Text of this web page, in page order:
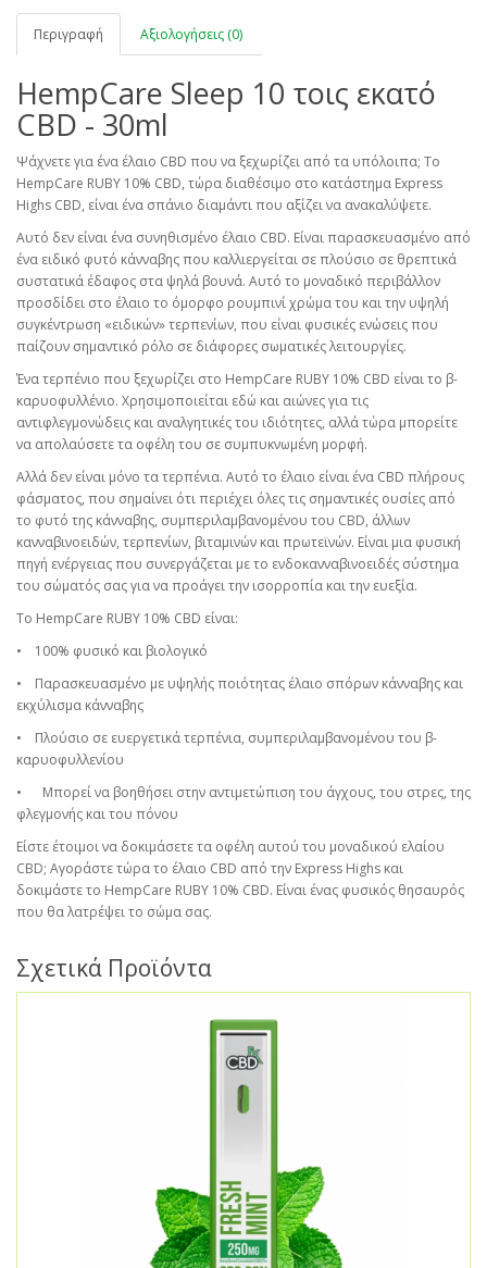
Περιγραφή Αξιολογήσεις (0)
HempCare Sleep 10 τοις εκατό
CBD - 30ml
Ψάχνετε για ένα έλαιο CBD που να ξεχωρίζει από τα υπόλοιπα; Το
HempCare RUBY 10% CBD, τώρα διαθέσιμο στο κατάστημα Express
Highs CBD, είναι ένα σπάνιο διαμάντι που αξίζει να ανακαλύψετε.
Αυτό δεν είναι ένα συνηθισμένο έλαιο CBD. Είναι παρασκευασμένο από
ένα ειδικό φυτό κάνναβης που καλλιεργείται σε πλούσιο σε θρεπτικά
συστατικά έδαφος στα ψηλά βουνά. Αυτό το μοναδικό περιβάλλον
προσδίδει στο έλαιο το όμορφο ρουμπινί χρώμα του και την υψηλή
συγκέντρωση «ειδικών» τερπενίων, που είναι φυσικές ενώσεις που
παίζουν σημαντικό ρόλο σε διάφορες σωματικές λειτουργίες.
Ένα τερπένιο που ξεχωρίζει στο HempCare RUBY 10% CBD είναι το β-
καρυοφυλλένιο. Χρησιμοποιείται εδώ και αιώνες για τις
αντιφλεγμονώδεις και αναλγητικές του ιδιότητες, αλλά τώρα μπορείτε
να απολαύσετε τα οφέλη του σε συμπυκνωμένη μορφή.
Αλλά δεν είναι μόνο τα τερπένια. Αυτό το έλαιο είναι ένα CBD πλήρους
φάσματος, που σημαίνει ότι περιέχει όλες τις σημαντικές ουσίες από
το φυτό της κάνναβης, συμπεριλαμβανομένου του CBD, άλλων
κανναβινοειδών, τερπενίων, βιταμινών και πρωτεϊνών. Είναι μια φυσική
πηγή ενέργειας που συνεργάζεται με το ενδοκανναβινοειδές σύστημα
του σώματός σας για να προάγει την ισορροπία και την ευεξία.
Το HempCare RUBY 10% CBD είναι:
•
100% φυσικό και βιολογικό
•
Παρασκευασμένο με υψηλής ποιότητας έλαιο σπόρων κάνναβης και
εκχύλισμα κάνναβης
•
Πλούσιο σε ευεργετικά τερπένια, συμπεριλαμβανομένου του β-
καρυοφυλλενίου
•
Μπορεί να βοηθήσει στην αντιμετώπιση του άγχους, του στρες, της
φλεγμονής και του πόνου
Είστε έτοιμοι να δοκιμάσετε τα οφέλη αυτού του μοναδικού ελαίου
CBD; Αγοράστε τώρα το έλαιο CBD από την Express Highs και
δοκιμάστε το HempCare RUBY 10% CBD. Είναι ένας φυσικός θησαυρός
που θα λατρέψει το σώμα σας.
Σχετικά Προϊόντα